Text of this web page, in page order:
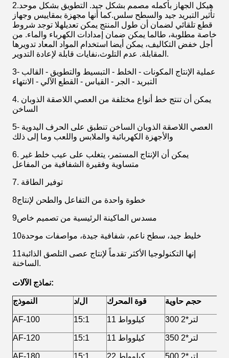
2هيكل الجهاز بأكمله مصمم بشكل جيد. التطويق بشكل موحد.
تأثير التبريد جيد والسطح سلس.كما أنها مجهزة بمقاييس وجهاز
قطع تلقائي لضمان أن طول المنتج يمكن تعديلهلا توجد شروط
خاصة مطلوبة، طالما يمكن ضمان إمدادات الكهرباء والماء. من
أجل خفض التكاليف، يمكن أيضا استخدام المواد المعاد تدويرها
المقابلة. عدم التلوث،نفايات قابلة لإعادة التدوير.
3عملية الإنتاج المكونات - الخلط - التبسيط والتطويق - القالب -
التبريد - الجر - القياس - القطع الآلي - الانتهاء
4. يمكن أن تنتج خط أنواع مختلفة من العصي اللاصقة الذوبان
الساخن
5- العصي اللاصقة الذوبان الساخن تنطبق على الحرف اليدوية
والأجهزة الكهربائية والملابس واللعب وما إلى ذلك
6. يمكن أن الإنتاج المستمر، يتغلب على عيب خلط غير
متساوية وفقيرة الشفافية من المفاعل
7. توفير الطاقة
8خطوة واحدة من التفاعل والطحن لإنتاج
9مسدس الماكينة الرئيسية من تصميم خاص
10خليط جيد، سطح ناعم، شفافية جيدة، مواصفات موحدة
11إنها التكنولوجيا الأكثر تقدماً لإنتاج عصى التلصق الذائبة
الساخنة.
نماذج الآلات:
النموذج ال/د قوة المحرك حجم حاوية
AF-100 15:1 11 كيلوواط 300 لتر*2
AF-120 15:1 11 كيلوواط 350 لتر*2
AF-180 15:1 22 كيلوواط 500 لتر*2